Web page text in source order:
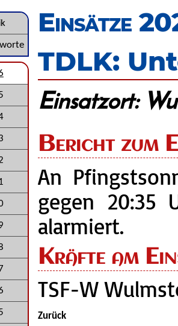
Einsätze
TDLK:
Einsatzort:
Bericht zum
An
gegen 20:35
alarmiert.
Kräfte am
TSF-W
Zurück